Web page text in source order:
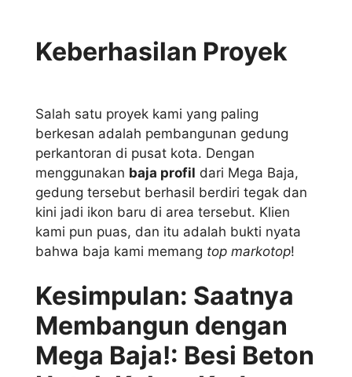
Keberhasilan Proyek
Salah satu proyek kami yang paling
berkesan adalah pembangunan gedung
perkantoran di pusat kota. Dengan
menggunakan baja profil dari Mega Baja,
gedung tersebut berhasil berdiri tegak dan
kini jadi ikon baru di area tersebut. Klien
kami pun puas, dan itu adalah bukti nyata
bahwa baja kami memang top markotop!
Kesimpulan: Saatnya
Membangun dengan
Mega Baja!: Besi Beton